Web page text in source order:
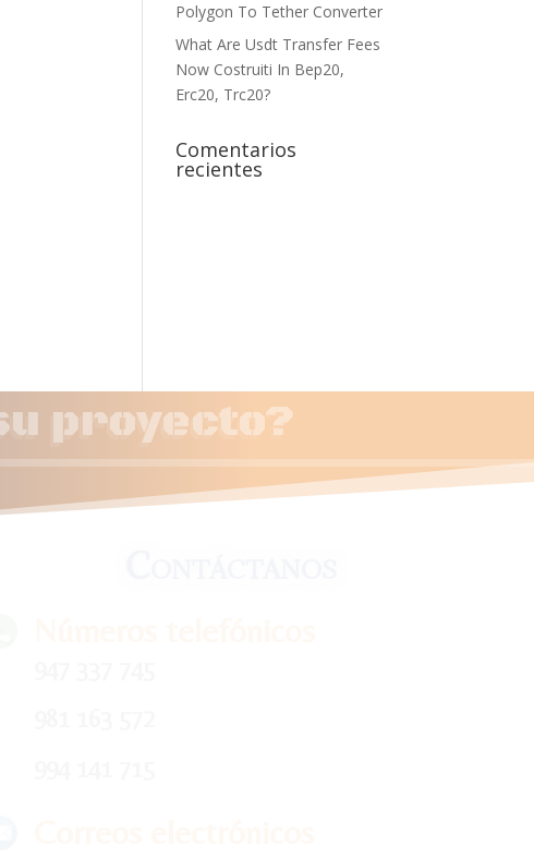
Polygon To Tether Converter
What Are Usdt Transfer Fees
Now Costruiti In Bep20,
Erc20, Trc20?
Comentarios
recientes
proyecto?